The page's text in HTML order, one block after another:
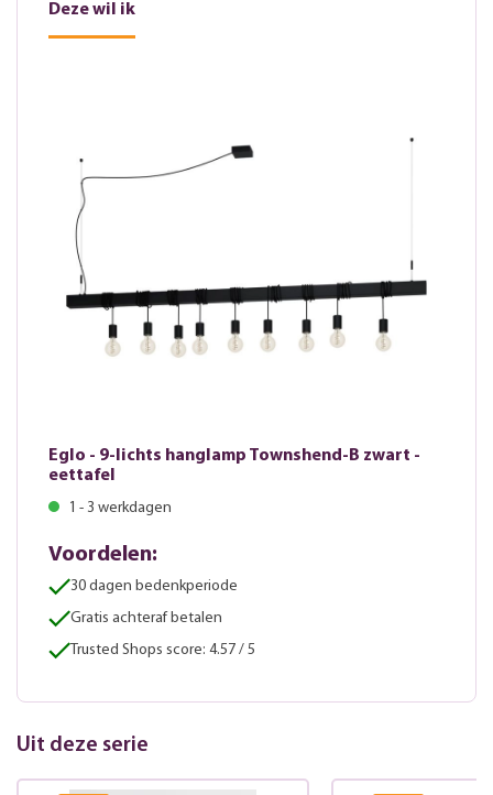
Deze wil ik
Eglo - 9-lichts hanglamp Townshend-B zwart -
eettafel
1 - 3 werkdagen
Voordelen:
30 dagen bedenkperiode
Gratis achteraf betalen
Trusted Shops score: 4.57 / 5
Uit deze serie